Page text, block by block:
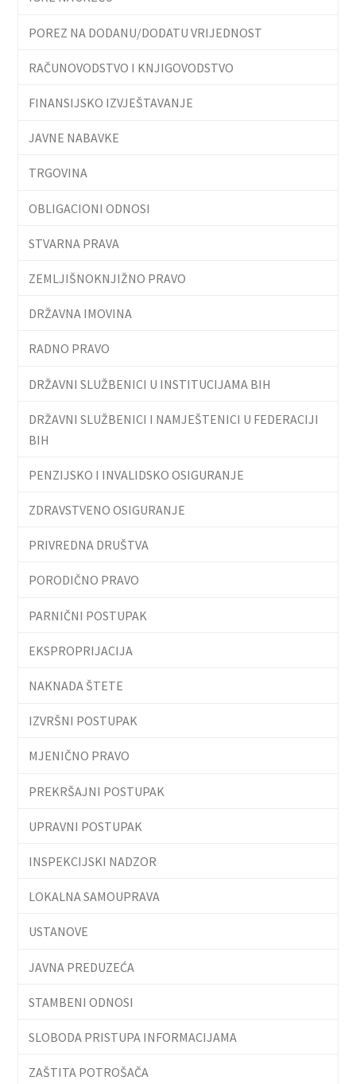
POREZ NA DODANU/DODATU VRIJEDNOST
RAČUNOVODSTVO I KNJIGOVODSTVO
FINANSIJSKO IZVJEŠTAVANJE
JAVNE NABAVKE
TRGOVINA
OBLIGACIONI ODNOSI
STVARNA PRAVA
ZEMLJIŠNOKNJIŽNO PRAVO
DRŽAVNA IMOVINA
RADNO PRAVO
DRŽAVNI SLUŽBENICI U INSTITUCIJAMA BIH
DRŽAVNI SLUŽBENICI I NAMJEŠTENICI U FEDERACIJI
BIH
PENZIJSKO I INVALIDSKO OSIGURANJE
ZDRAVSTVENO OSIGURANJE
PRIVREDNA DRUŠTVA
PORODIČNO PRAVO
PARNIČNI POSTUPAK
EKSPROPRIJACIJA
NAKNADA ŠTETE
IZVRŠNI POSTUPAK
MJENIČNO PRAVO
PREKRŠAJNI POSTUPAK
UPRAVNI POSTUPAK
INSPEKCIJSKI NADZOR
LOKALNA SAMOUPRAVA
USTANOVE
JAVNA PREDUZEĆA
STAMBENI ODNOSI
SLOBODA PRISTUPA INFORMACIJAMA
ZAŠTITA POTROŠAČA